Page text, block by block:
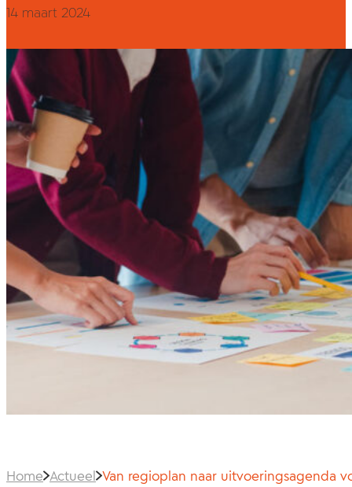
14 maart 2024
Home Actueel Van regioplan naar uitvoeringsagenda